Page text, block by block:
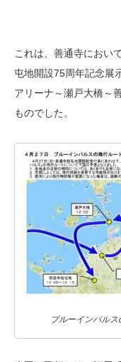
これは、善通寺におい
屯地開設75周年記念展
アリーナ～瀬戸大橋～
ものでした。
ブルーインパル